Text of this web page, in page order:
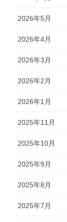
2026年5月
2026年4月
2026年3月
2026年2月
2026年1月
2025年11月
2025年10月
2025年9月
2025年8月
2025年7月